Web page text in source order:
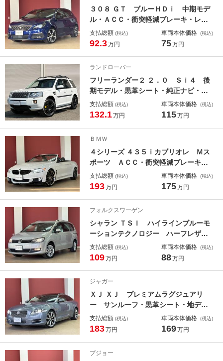
コ・ＥＴＣ・ＬＥＤライト
３０８ ＧＴ ブルーＨＤｉ 中期モデ
ル・ＡＣＣ・衝突軽減ブレーキ・レー
ンアシスト・ブラインドスポット警
告・ハーフレザーシート・地デジ付き
ＥＤライト
支払総額 (税込)
92.3万円
車両本体価格 (税込)
75万円
ランドローバー
フリーランダー２ ２．０ Ｓｉ４ 後
期モデル・黒革シート・純正ナビ・バ
ックカメラ・サイドカメラ・ＭＥＲＩ
ＤＩＡＮサウンド・シートヒーター・
ミ・ＥＴＣ・ＨＩＤライト
支払総額 (税込)
132.1万円
車両本体価格 (税込)
115万円
ＢＭＷ
４シリーズ ４３５ｉカブリオレ Ｍス
ポーツ ＡＣＣ・衝突軽減ブレーキ・
レーンアシスト・ＣＲＩＭＳＯＮＲＳ
ＣＶＷＩＲＥスモーククリア２０イン
期ＭＩＮＩ用ＮＢＴＥＶＯナビ・ＥＴ
Ｃ
支払総額 (税込)
193万円
車両本体価格 (税込)
175万円
フォルクスワーゲン
シャラン ＴＳＩ ハイラインブルーモ
ーションテクノロジー ハーフレザー
シート・地デジ付き純正ナビ・バック
カメラ・後席モニター・スマートキ
ート・ＥＴＣ・ＨＩＤライト
支払総額 (税込)
109万円
車両本体価格 (税込)
88万円
ジャガー
ＸＪ ＸＪ プレミアムラグジュアリ
ー サンルーフ・黒革シート・地デジ
付き純正ナビ・バックカメラ・スマー
トキー・ＭＥＲＩＤＩＡＮサウンドシ
支払総額 (税込)
183万円
車両本体価格 (税込)
169万円
プジョー